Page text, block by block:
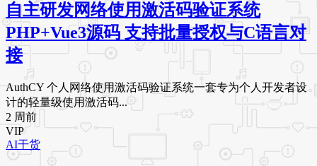
自主研发网络使用激活码验证系统
PHP+Vue3源码 支持批量授权与C语言对
接
AuthCY 个人网络使用激活码验证系统一套专为个人开发者设
计的轻量级使用激活码...
2 周前
VIP
AI干货